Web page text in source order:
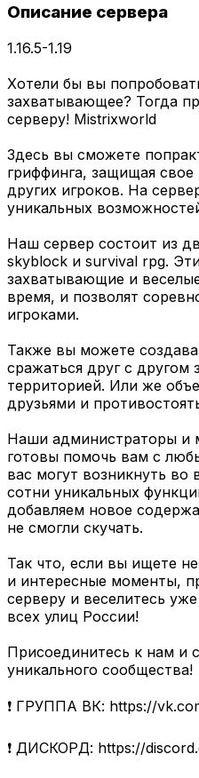
Описание сервера
1.16.5-1.19
Хотели бы вы
захватывающее? Тогда
серверу! Mistrixworld
Здесь вы сможете
гриффинга, защищая
других игроков. На
уникальных
Наш сервер состоит из
skyblock и survival rpg.
захватывающие и
время, и позволят
игроками.
Также вы можете
сражаться друг с другом
территорией. Или же
друзьями и
Наши администраторы и
готовы помочь вам с
вас могут возникнуть во
сотни уникальных
добавляем новое
не смогли скучать.
Так что, если вы ищете
и интересные моменты,
серверу и веселитесь
всех улиц России!
Присоединитесь к нам и
уникального сообщества!
❗ ГРУППА ВК: https://
❗ ДИСКОРД: https://